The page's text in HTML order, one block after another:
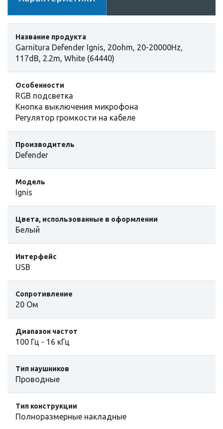
Название продукта
Garnitura Defender Ignis, 20ohm, 20-20000Hz,
117dB, 2.2m, White (64440)
Особенности
RGB подсветка
Кнопка выключения микрофона
Регулятор громкости на кабеле
Производитель
Defender
Модель
Ignis
Цвета, использованные в оформлении
Белый
Интерфейс
USB
Сопротивление
20 Ом
Диапазон частот
100 Гц - 16 кГц
Тип наушников
Проводные
Тип конструкции
Полноразмерные накладные